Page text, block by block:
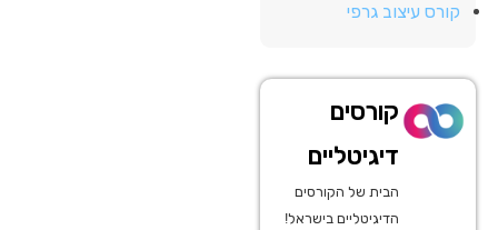
קורס עיצוב גרפי
קורסים
דיגיטליים
הבית של הקורסים
הדיגיטליים בישראל!